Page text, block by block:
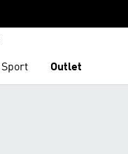
Sport Outlet